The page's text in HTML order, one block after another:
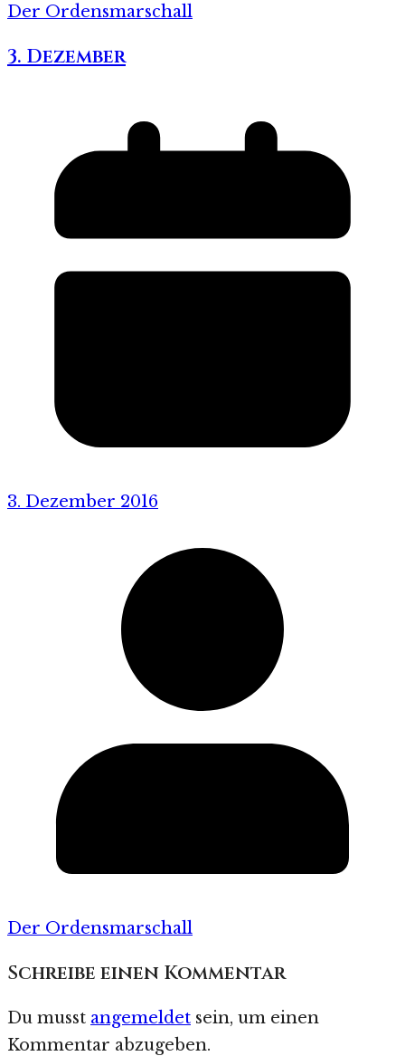
Der Ordensmarschall
3. Dezember
3. Dezember 2016
Der Ordensmarschall
Schreibe einen Kommentar
Du musst angemeldet sein, um einen
Kommentar abzugeben.